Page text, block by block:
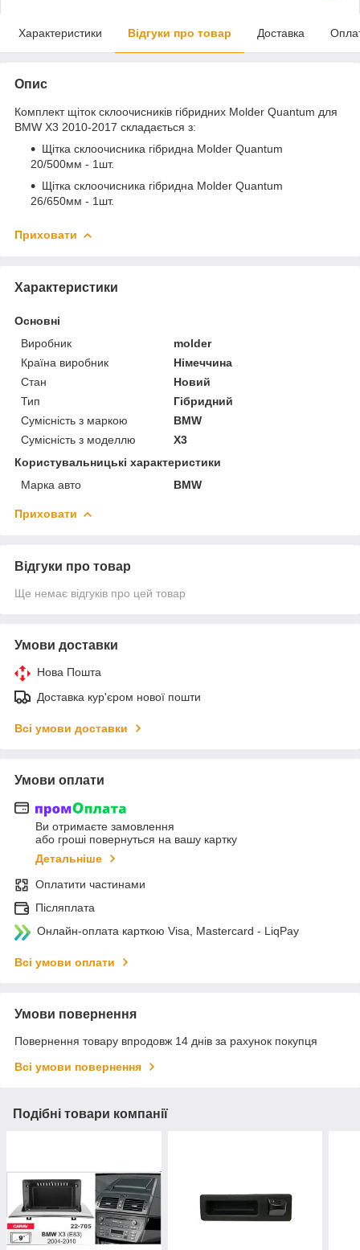
Характеристики Відгуки про товар Доставка
Опис
Комплект щіток склоочисників гібридних Molder Quantum для
BMW X3 2010-2017 складається з:
Щітка склоочисника гібридна Molder Quantum
20/500мм - 1шт.
Щітка склоочисника гібридна Molder Quantum
26/650мм - 1шт.
Приховати
Характеристики
Основні
Виробник
molder
Країна виробник
Німеччина
Стан
Новий
Тип
Гібридний
Сумісність з маркою
BMW
Сумісність з моделлю
X3
Користувальницькі характеристики
Марка авто
BMW
Приховати
Відгуки про товар
Ще немає відгуків про цей товар
Умови доставки
Нова Пошта
Доставка кур'єром нової пошти
Всі умови доставки
Умови оплати
Ви отримаєте замовлення
або гроші повернуться на вашу картку
Детальніше
Оплатити частинами
Післяплата
Онлайн-оплата карткою Visa, Mastercard - LiqPay
Всі умови оплати
Умови повернення
Повернення товару впродовж 14 днів за рахунок покупця
Всі умови повернення
Подібні товари компанії